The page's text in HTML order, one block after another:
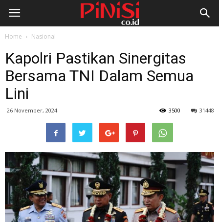
Home Nasional
Kapolri Pastikan Sinergitas
Bersama TNI Dalam Semua
Lini
26 November, 2024 31448
3500